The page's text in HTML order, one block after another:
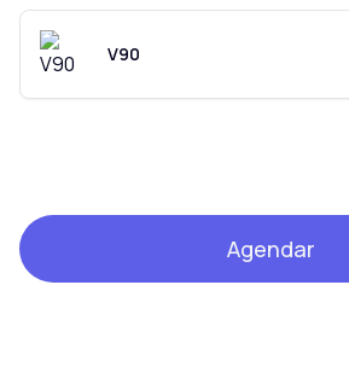
V90
Agendar